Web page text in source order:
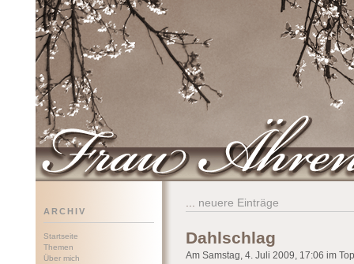
ARCHIV
Startseite
Themen
Über mich
... neuere Einträge
Dahlschlag
Am Samstag, 4. Juli 2009, 17:06 im